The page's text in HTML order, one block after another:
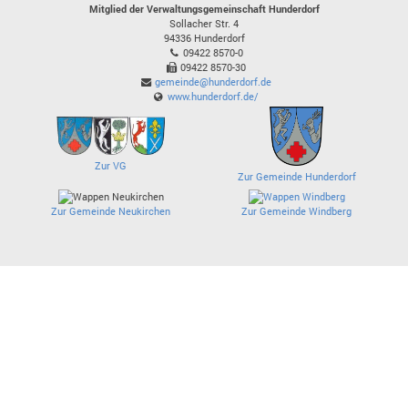
Mitglied der Verwaltungsgemeinschaft Hunderdorf
Sollacher Str. 4
94336 Hunderdorf
09422 8570-0
09422 8570-30
gemeinde@hunderdorf.de
www.hunderdorf.de/
Zur VG
Zur Gemeinde Hunderdorf
Zur Gemeinde Neukirchen Zur Gemeinde Windberg